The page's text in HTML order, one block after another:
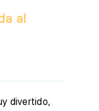
al
divertido,